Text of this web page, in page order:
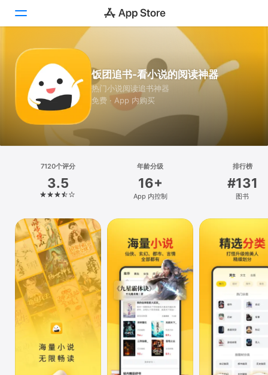
游戏
App
Vision
Watch
饭团追书-看小说的阅读神器
热门小说阅读追书神器
免费 · App 内购买
7120个评分
3.5
年龄分级
16+
App 内控制
排行榜
#131
图书